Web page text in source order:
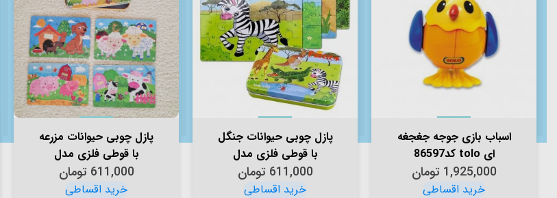
اسباب بازی جوجه جغجغه
ای tolo کد86597
1,925,000 تومان
پازل چوبی حیوانات جنگل
با قوطی فلزی مدل
XHN0102
611,000 تومان
پازل چوبی حیوانات مزرعه
با قوطی فلزی مدل
XHN0110
611,000 تومان